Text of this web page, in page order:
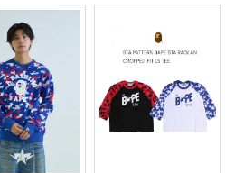
篩選